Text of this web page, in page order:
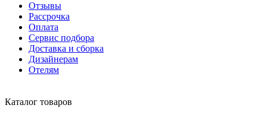
Отзывы
Рассрочка
Оплата
Сервис подбора
Доставка и сборка
Дизайнерам
Отелям
Каталог товаров